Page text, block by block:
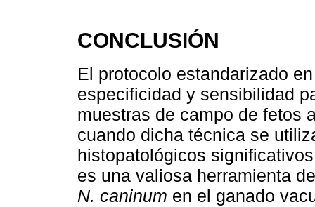
CONCLUSIÓN
El protocolo estandarizado
especificidad y sensibilidad
muestras de campo de fetos
cuando dicha técnica se
histopatológicos
es una valiosa herramienta
N. caninum en el ganado